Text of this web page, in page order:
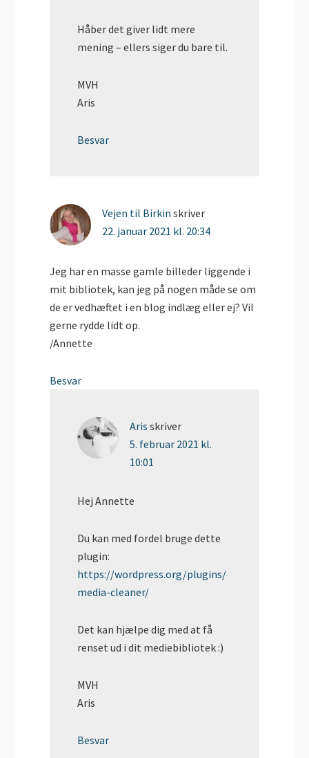
Håber det giver lidt mere
mening – ellers siger du bare til.
MVH
Aris
Besvar
Vejen til Birkin skriver
22. januar 2021 kl. 20:34
Jeg har en masse gamle billeder liggende i
mit bibliotek, kan jeg på nogen måde se om
de er vedhæftet i en blog indlæg eller ej? Vil
gerne rydde lidt op.
/Annette
Besvar
Aris skriver
5. februar 2021 kl.
10:01
Hej Annette
Du kan med fordel bruge dette
plugin:
https://wordpress.org/plugins/
media-cleaner/
Det kan hjælpe dig med at få
renset ud i dit mediebibliotek :)
MVH
Aris
Besvar